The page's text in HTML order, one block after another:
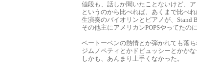
値段も、話しか聞いたことないけど、
というのから比べれば、あくまで比べれ
生演奏のバイオリンとピアノが、Stand
その他主にアメリカンPOPSやってたの
ベートーベンの熱情とか弾かれても落ち
ジムノペティとかドビュッシーとかかな
しかも、あんまり上手くなかった。